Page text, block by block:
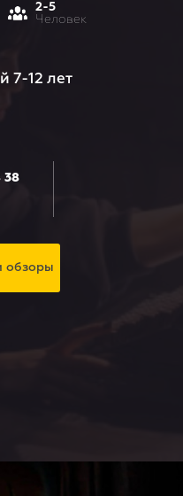
2-5
Человек
7-12 лет
38
обзоры